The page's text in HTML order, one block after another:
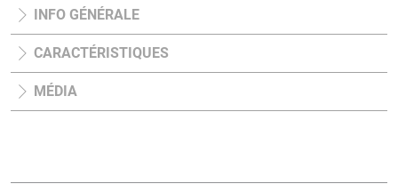
INFO GÉNÉRALE
CARACTÉRISTIQUES
MÉDIA